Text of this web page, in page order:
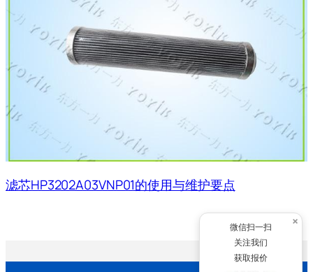
滤芯HP3202A03VNP01的使用与维护要点
×
微信扫一扫
关注我们
获取报价